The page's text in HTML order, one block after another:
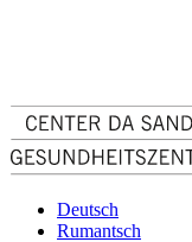
Deutsch
Rumantsch